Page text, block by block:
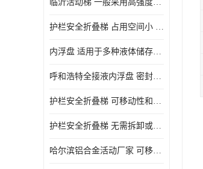
定量装车系统
临沂活动梯 一般采用高强度材料制造 可以用于多种不同的任务
护栏安全折叠梯 占用空间小 方便存放和搬运
内浮盘 适用于多种液体储存和运输 能够降低运输成本和维护成本
呼和浩特全接液内浮盘 密封性能好 有效保护液体质量
护栏安全折叠梯 可移动性和安全性较高 占用空间小
护栏安全折叠梯 无需拆卸或重新安装 占用空间小
哈尔滨铝合金活动厂家 可移动性和安全性较高 占用空间小